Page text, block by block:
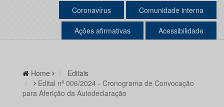
Coronavírus Comunidade interna
Ações afirmativas Acessibilidade
Home
Editais
Edital nº 006/2024 - Cronograma de Convocação
para Aferição da Autodeclaração